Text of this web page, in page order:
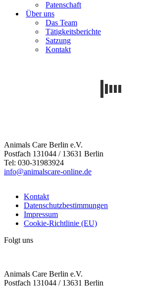
Patenschaft
Über uns
Das Team
Tätigkeitsberichte
Satzung
Kontakt
Animals Care Berlin e.V.
Postfach 131044 / 13631 Berlin
Tel: 030-31983924
info@animalscare-online.de
Kontakt
Datenschutzbestimmungen
Impressum
Cookie-Richtlinie (EU)
Folgt uns
Animals Care Berlin e.V.
Postfach 131044 / 13631 Berlin